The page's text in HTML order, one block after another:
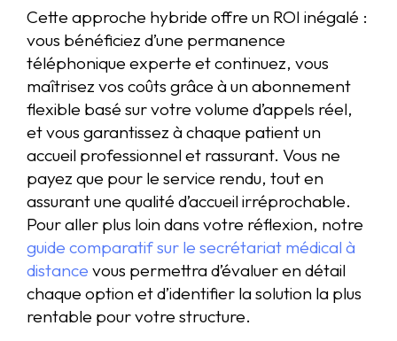
Cette approche hybride offre un ROI inégalé :
vous bénéficiez d’une permanence
téléphonique experte et continuez, vous
maîtrisez vos coûts grâce à un abonnement
flexible basé sur votre volume d’appels réel,
et vous garantissez à chaque patient un
accueil professionnel et rassurant. Vous ne
payez que pour le service rendu, tout en
assurant une qualité d’accueil irréprochable.
Pour aller plus loin dans votre réflexion, notre
guide comparatif sur le secrétariat médical à
distance vous permettra d’évaluer en détail
chaque option et d’identifier la solution la plus
rentable pour votre structure.